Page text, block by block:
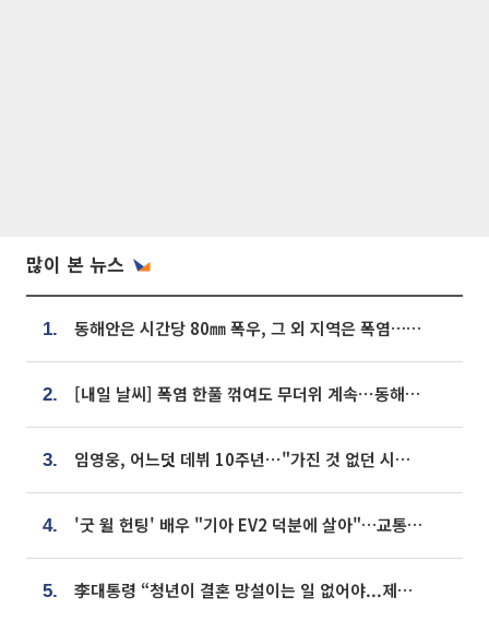
많이 본 뉴스
1. 동해안은 시간당 80㎜ 폭우, 그 외 지역은 폭염…‘극과 극 날씨’
2. [내일 날씨] 폭염 한풀 꺾여도 무더위 계속⋯동해안 이틀 연속 비
3. 임영웅, 어느덧 데뷔 10주년⋯"가진 것 없던 시절, 내 앞엔 20명의 팬뿐"
4. '굿 윌 헌팅' 배우 "기아 EV2 덕분에 살아"…교통사고 후 안전성 극찬
5. 李대통령 “청년이 결혼 망설이는 일 없어야...제도상 불이익 조사”